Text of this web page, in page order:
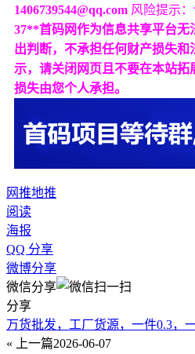
1406739544@qq.com 风险提示：
37**首码网作为信息共享平台无
出判断，不承担任何财产损失
示，请关闭网页且不要在本站
损失由您个人承担。
网推地推
阅读
海报
QQ 分享
微博分享
微信分享
分享
万货批发，工厂货源，一件0.3，
« 上一篇2026-06-07